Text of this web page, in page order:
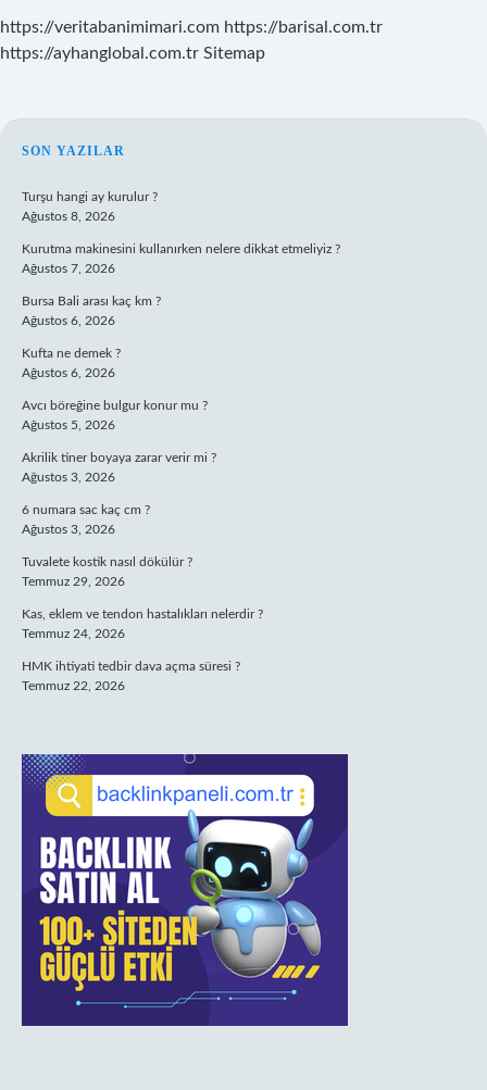
https://veritabanimimari.com https://barisal.com.tr
https://ayhanglobal.com.tr Sitemap
SIDEBAR
SON YAZILAR
Turşu hangi ay kurulur ?
Ağustos 8, 2026
Kurutma makinesini kullanırken nelere dikkat etmeliyiz ?
Ağustos 7, 2026
Bursa Bali arası kaç km ?
Ağustos 6, 2026
Kufta ne demek ?
Ağustos 6, 2026
Avcı böreğine bulgur konur mu ?
Ağustos 5, 2026
Akrilik tiner boyaya zarar verir mi ?
Ağustos 3, 2026
6 numara sac kaç cm ?
Ağustos 3, 2026
Tuvalete kostik nasıl dökülür ?
Temmuz 29, 2026
Kas, eklem ve tendon hastalıkları nelerdir ?
Temmuz 24, 2026
HMK ihtiyati tedbir dava açma süresi ?
Temmuz 22, 2026